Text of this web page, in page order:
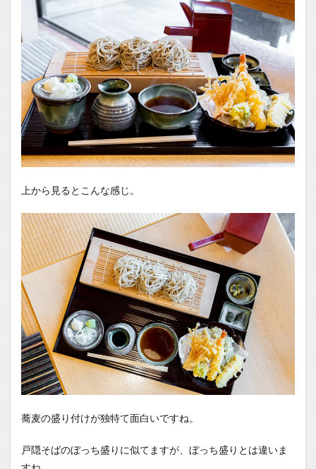
上から見るとこんな感じ。
蕎麦の盛り付けが独特て面白いですね。
戸隠そばのぼっち盛りに似てますが、ぼっち盛りとは違いま